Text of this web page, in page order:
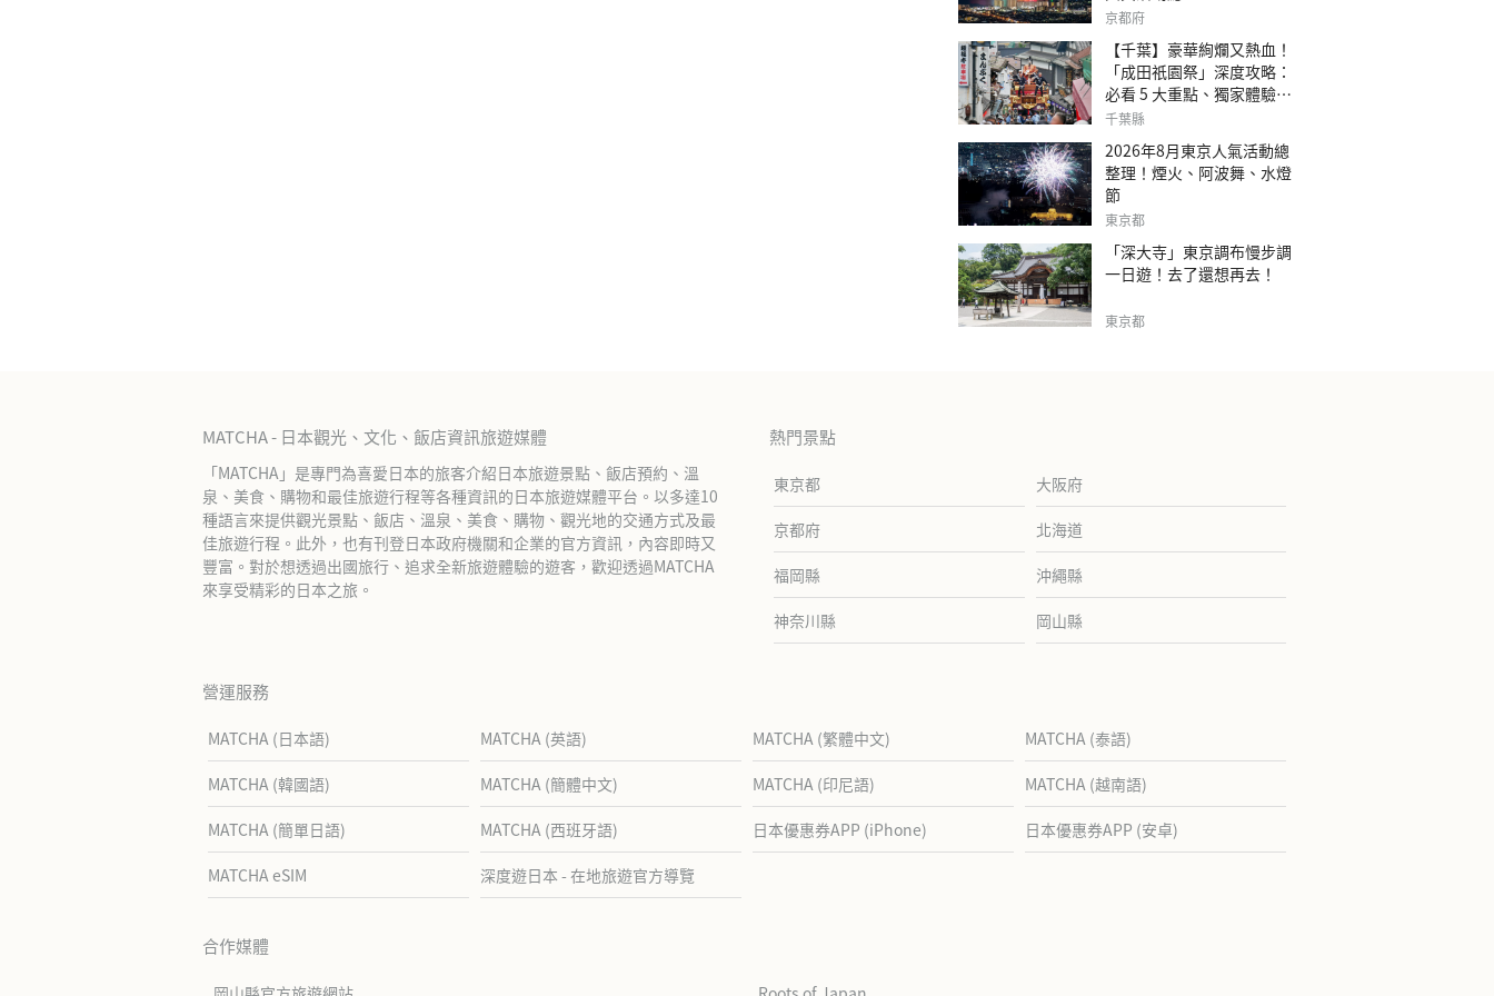
京都府
【千葉】豪華絢爛又熱血！
「成田祇園祭」深度攻略：
必看 5 大重點、獨家體驗指
南
千葉縣
2026年8月東京人氣活動總
整理！煙火、阿波舞、水燈
節
東京都
「深大寺」東京調布慢步調
一日遊！去了還想再去！
東京都
MATCHA - 日本觀光、文化、飯店資訊旅遊媒體
「MATCHA」是專門為喜愛日本的旅客介紹日本旅遊景點、飯店預約、溫
泉、美食、購物和最佳旅遊行程等各種資訊的日本旅遊媒體平台。以多達10
種語言來提供觀光景點、飯店、溫泉、美食、購物、觀光地的交通方式及最
佳旅遊行程。此外，也有刊登日本政府機關和企業的官方資訊，內容即時又
豐富。對於想透過出國旅行、追求全新旅遊體驗的遊客，歡迎透過MATCHA
來享受精彩的日本之旅。
熱門景點
東京都 大阪府
京都府 北海道
福岡縣 沖繩縣
神奈川縣 岡山縣
營運服務
MATCHA (日本語) MATCHA (英語) MATCHA (繁體中文) MATCHA (泰語)
MATCHA (韓國語) MATCHA (簡體中文) MATCHA (印尼語) MATCHA (越南語)
MATCHA (簡單日語) MATCHA (西班牙語) 日本優惠券APP (iPhone) 日本優惠券APP (安卓)
MATCHA eSIM 深度遊日本 - 在地旅遊官方導覽
合作媒體